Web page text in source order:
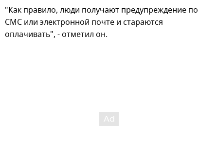
"Как правило, люди получают предупреждение по
СМС или электронной почте и стараются
оплачивать", - отметил он.